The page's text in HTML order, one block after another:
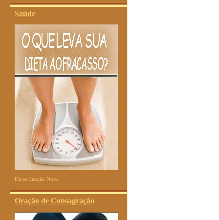
Saúde
Dicas Canção Nova
Oração de Consagração